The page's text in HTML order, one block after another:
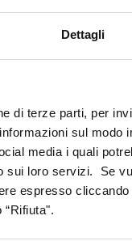
Dettagli
di terze parti, per
sul
media i quali
sui loro servizi. Se
espresso